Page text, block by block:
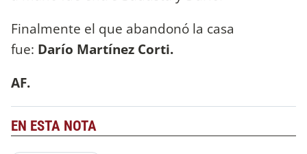
Finalmente el que abandonó la casa
fue: Darío Martínez Corti.
AF.
EN ESTA NOTA